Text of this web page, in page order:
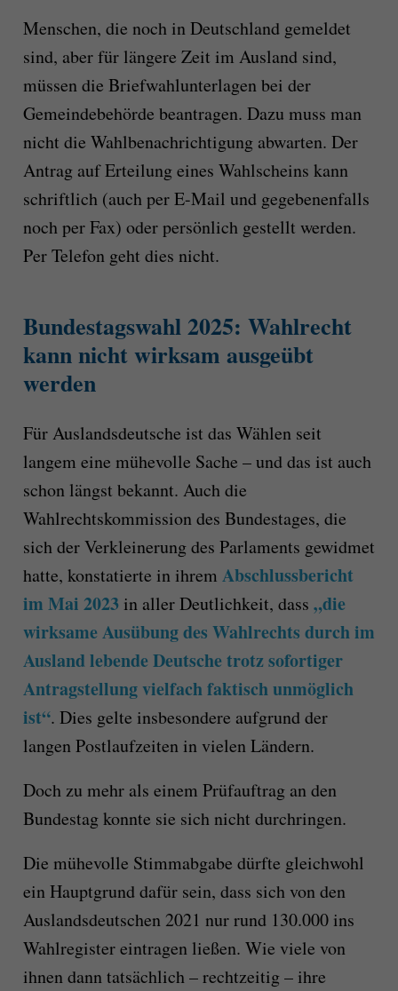
Menschen, die noch in Deutschland gemeldet
sind, aber für längere Zeit im Ausland sind,
müssen die Briefwahlunterlagen bei der
Gemeindebehörde beantragen. Dazu muss man
nicht die Wahlbenachrichtigung abwarten. Der
Antrag auf Erteilung eines Wahlscheins kann
schriftlich (auch per E-Mail und gegebenenfalls
noch per Fax) oder persönlich gestellt werden.
Per Telefon geht dies nicht.
Bundestagswahl 2025: Wahlrecht
kann nicht wirksam ausgeübt
werden
Für Auslandsdeutsche ist das Wählen seit
langem eine mühevolle Sache – und das ist auch
schon längst bekannt. Auch die
Wahlrechtskommission des Bundestages, die
sich der Verkleinerung des Parlaments gewidmet
hatte, konstatierte in ihrem Abschlussbericht
im Mai 2023in aller Deutlichkeit, dass „die
wirksame Ausübung des Wahlrechts durch im
Ausland lebende Deutsche trotz sofortiger
Antragstellung vielfach faktisch unmöglich
ist“. Dies gelte insbesondere aufgrund der
langen Postlaufzeiten in vielen Ländern.
Doch zu mehr als einem Prüfauftrag an den
Bundestag konnte sie sich nicht durchringen.
Die mühevolle Stimmabgabe dürfte gleichwohl
ein Hauptgrund dafür sein, dass sich von den
Auslandsdeutschen 2021 nur rund 130.000 ins
Wahlregister eintragen ließen. Wie viele von
ihnen dann tatsächlich – rechtzeitig – ihre